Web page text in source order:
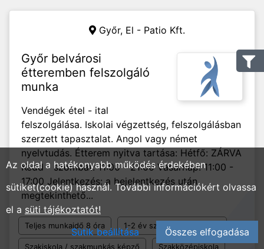
Győr, El - Patio Kft.
Győr belvárosi
étteremben felszolgáló
munka
Vendégek étel - ital
felszolgálása. Iskolai végzettség, felszolgálásban
szerzett tapasztalat. Angol vagy német
nyelvtudás. Étterem nyitva tartása: Hétfő: ZÁRVA
Kedd - szombat: 11:00 - 21:00 Vasárnap: 11:00 -
17:00 Jelentkezés: a bejelentkezés után
megtekinthető...
Teljes munkaidő 8 óra 1-2 év szakmai tapasztalat
Szakiskola / szakmunkás képző Szakközépiskola
Az oldal a hatékonyabb működés érdekében
sütiket(cookie) használ. További információkért olvassa
el a süti tájékoztatót!
Sütik beállítása
Összes elfogadása